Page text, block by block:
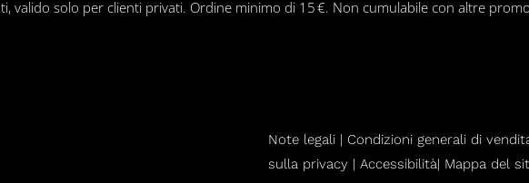
valido solo per clienti privati. Ordine minimo di 15 €. Non cumulabile con altre
Note legali | Condizioni generali di
sulla privacy | Accessibilità| Mappa del